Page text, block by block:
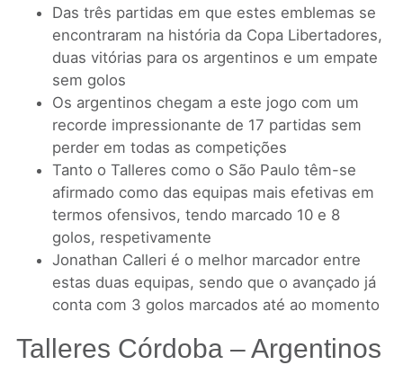
Das três partidas em que estes emblemas se
encontraram na história da Copa Libertadores,
duas vitórias para os argentinos e um empate
sem golos
Os argentinos chegam a este jogo com um
recorde impressionante de 17 partidas sem
perder em todas as competições
Tanto o Talleres como o São Paulo têm-se
afirmado como das equipas mais efetivas em
termos ofensivos, tendo marcado 10 e 8
golos, respetivamente
Jonathan Calleri é o melhor marcador entre
estas duas equipas, sendo que o avançado já
conta com 3 golos marcados até ao momento
Talleres Córdoba – Argentinos